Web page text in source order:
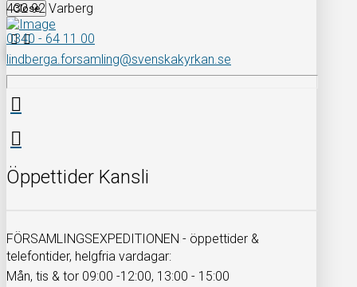
Close
432 92 Varberg
0340 - 64 11 00
lindberga.forsamling@svenskakyrkan.se
Öppettider Kansli
FÖRSAMLINGSEXPEDITIONEN - öppettider &
telefontider, helgfria vardagar:
Mån, tis & tor 09:00 -12:00, 13:00 - 15:00